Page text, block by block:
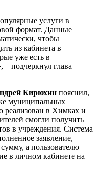
услуги в
формат. Данные
чтобы
из кабинета в
уже есть в
подчеркнул глава
Кирюхин пояснил,
муниципальных
в Химках и
смогли получить
в учреждения. Система
заявление,
а пользователю
в личном кабинете на